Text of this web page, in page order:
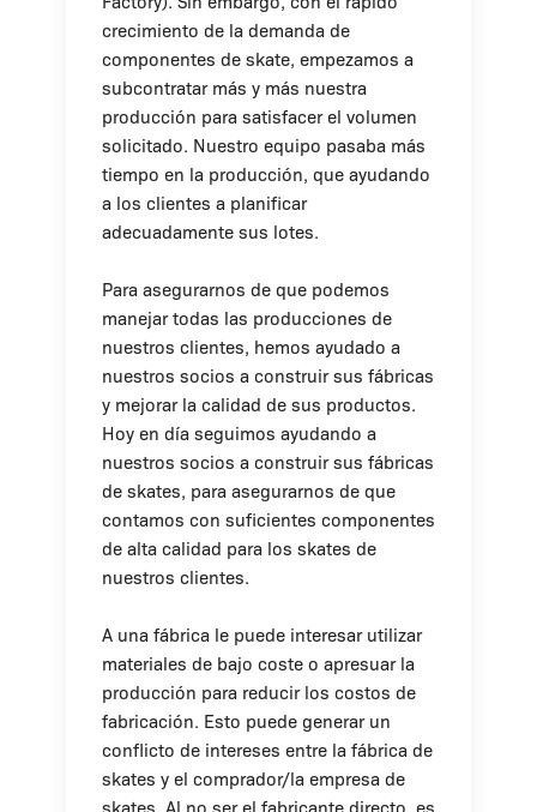
crecimiento de la demanda de
componentes de skate, empezamos a
subcontratar más y más nuestra
producción para satisfacer el volumen
solicitado. Nuestro equipo pasaba más
tiempo en la producción, que ayudando
a los clientes a planificar
adecuadamente sus lotes.
Para asegurarnos de que podemos
manejar todas las producciones de
nuestros clientes, hemos ayudado a
nuestros socios a construir sus fábricas
y mejorar la calidad de sus productos.
Hoy en día seguimos ayudando a
nuestros socios a construir sus fábricas
de skates, para asegurarnos de que
contamos con suficientes componentes
de alta calidad para los skates de
nuestros clientes.
A una fábrica le puede interesar utilizar
materiales de bajo coste o apresuar la
producción para reducir los costos de
fabricación. Esto puede generar un
conflicto de intereses entre la fábrica de
skates y el comprador/la empresa de